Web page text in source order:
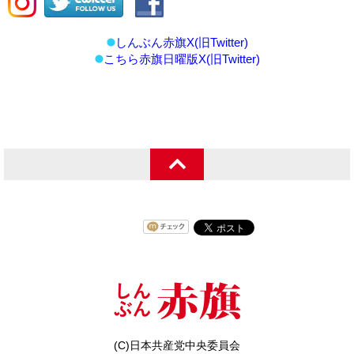
しんぶん赤旗X(旧Twitter)
こちら赤旗日曜版X(旧Twitter)
(C)日本共産党中央委員会